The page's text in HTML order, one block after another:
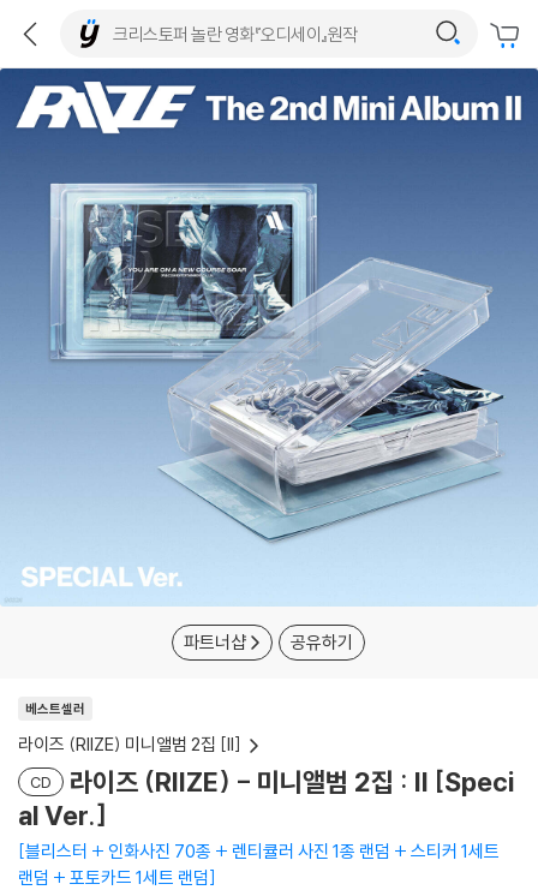
파트너샵 공유하기
베스트셀러
라이즈 (RIIZE) 미니앨범 2집 [II]
CD
라이즈 (RIIZE) - 미니앨범 2집 : II [Speci
al Ver.]
블리스터 + 인화사진 70종 + 렌티큘러 사진 1종 랜덤 + 스티커 1세트
랜덤 + 포토카드 1세트 랜덤